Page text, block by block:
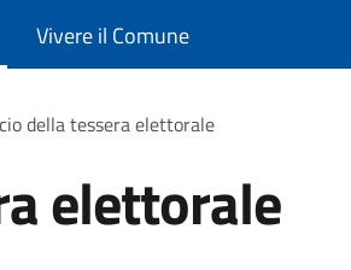
Vivere il Comune
della tessera elettorale
elettorale